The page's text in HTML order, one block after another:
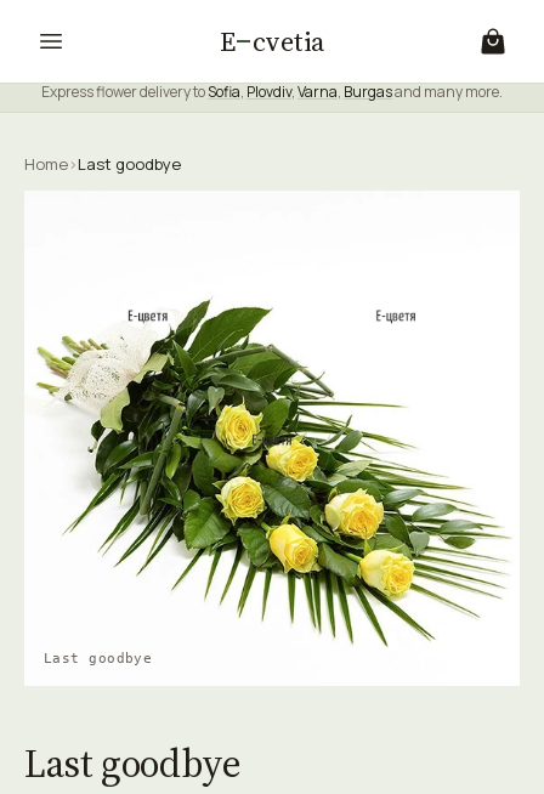
E cvetia
Express flower delivery toSofia, Plovdiv,Varna, Burgasand many more.
Home›Last goodbye
Last goodbye
Last goodbye